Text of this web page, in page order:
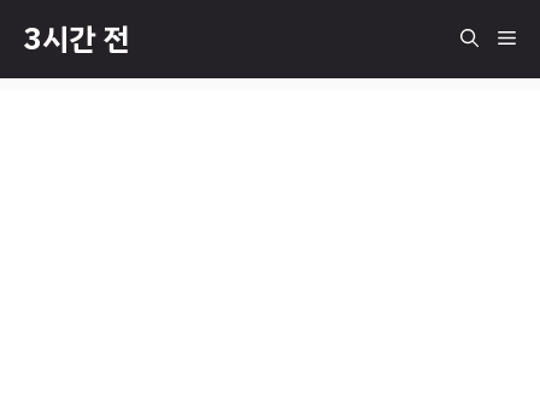
츠
3시간 전 메